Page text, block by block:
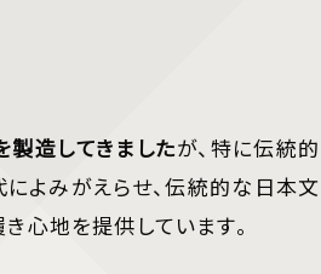
製造してきましたが、特に伝統的
よみがえらせ、伝統的な日本文
心地を提供しています。